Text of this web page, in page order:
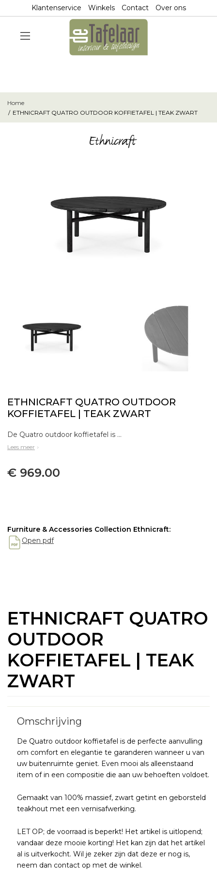
Klantenservice Winkels Contact Over ons
Home
ETHNICRAFT QUATRO OUTDOOR KOFFIETAFEL | TEAK ZWART
ETHNICRAFT QUATRO OUTDOOR
KOFFIETAFEL | TEAK ZWART
De Quatro outdoor koffietafel is de perfecte aanvulling om comfort en elegantie te garanderen wanneer u van uw buitenruimte geniet. Even mooi als alleenstaand item of in een compositie die aan uw behoeften voldoet.Gemaakt van 100% massief, zwart getint en
Lees meer
€ 969.00
Furniture & Accessories Collection Ethnicraft:
Open pdf
ETHNICRAFT QUATRO
OUTDOOR
KOFFIETAFEL | TEAK
ZWART
De Quatro outdoor koffietafel is de perfecte aanvulling
om comfort en elegantie te garanderen wanneer u van
uw buitenruimte geniet. Even mooi als alleenstaand
item of in een compositie die aan uw behoeften voldoet.
Gemaakt van 100% massief, zwart getint en geborsteld
teakhout met een vernisafwerking.
LET OP; de voorraad is beperkt! Het artikel is uitlopend;
vandaar deze mooie korting! Het kan zijn dat het artikel
al is uitverkocht. Wil je zeker zijn dat deze er nog is,
neem dan contact op met de winkel.